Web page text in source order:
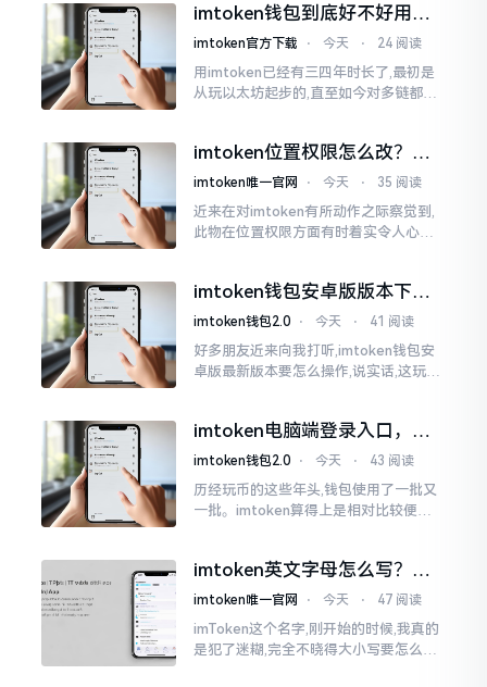
睹过非常多的人
imtoken钱包到底好不好用？
老玩家说说真实体验
imtoken官方下载 ⋅ 今天 ⋅ 24 阅读
用imtoken已经有三四年时长了,最初是
从玩以太坊起步的,直至如今对多链都有
imtoken位置权限怎么改？手
把手教你搞定
imtoken唯一官网 ⋅ 今天 ⋅ 35 阅读
近来在对imtoken有所动作之际察觉到,
此物在位置权限方面有时着实令人心生
的模样
imtoken钱包安卓版版本下载
安装教程
imtoken钱包2.0 ⋅ 今天 ⋅ 41 阅读
好多朋友近来向我打听,imtoken钱包安
卓版最新版本要怎么操作,说实话,这玩意
0版本
imtoken电脑端登录入口，地
址在这里
imtoken钱包2.0 ⋅ 今天 ⋅ 43 阅读
历经玩币的这些年头,钱包使用了一批又
一批。imtoken算得上是相对比较便于
就得去寻觅电脑端的入口。
imtoken英文字母怎么写？正
确拼写看这里
imtoken唯一官网 ⋅ 今天 ⋅ 47 阅读
imToken这个名字,刚开始的时候,我真的
是犯了迷糊,完全不晓得大小写要怎么去